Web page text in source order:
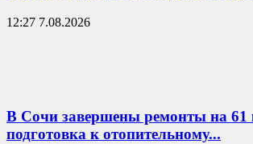
12:27 7.08.2026
В Сочи завершены ремонты на 61
подготовка к отопительному...